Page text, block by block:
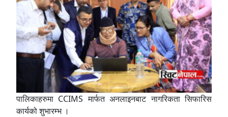
पालिकाहरुमा CCIMS मार्फत अनलाइनबाट नागरिकता सिफारिस
कार्यको शुभारम्भ ।